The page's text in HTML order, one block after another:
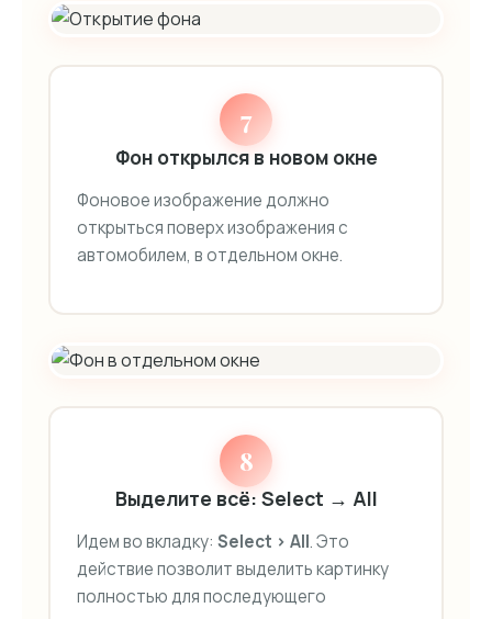
7
Фон открылся в новом окне
Фоновое изображение должно
открыться поверх изображения с
автомобилем, в отдельном окне.
8
Выделите всё: Select → All
Идем во вкладку: Select > All. Это
действие позволит выделить картинку
полностью для последующего